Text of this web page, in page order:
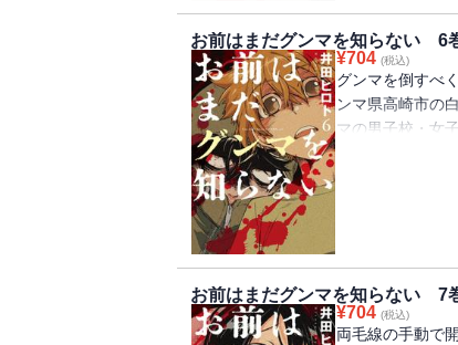
お前はまだグンマを知らない 6
¥704 (税込)
グンマを倒すべ
ンマ県高崎市の
マの男子校・女
秘密、ぐんまち
お前はまだグンマを知らない 7
¥704 (税込)
両毛線の手動で